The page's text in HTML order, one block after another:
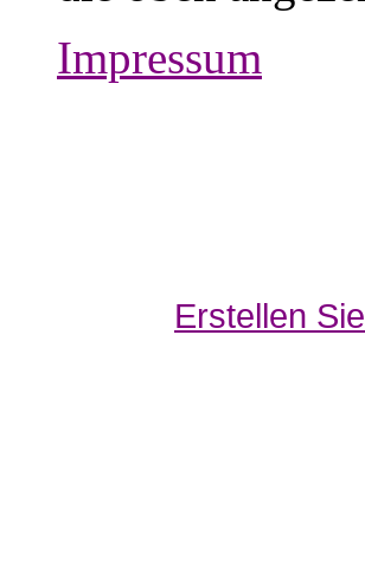
Impressum
Erstellen